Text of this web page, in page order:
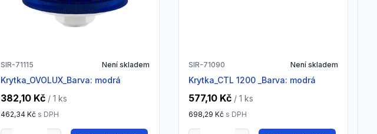
SIR-71115 Není skladem
Krytka_OVOLUX_Barva: modrá
382,10 Kč / 1 ks
462,34 Kč s DPH
SIR-71090 Není skladem
Krytka_CTL 1200 _Barva: modrá
577,10 Kč / 1 ks
698,29 Kč s DPH